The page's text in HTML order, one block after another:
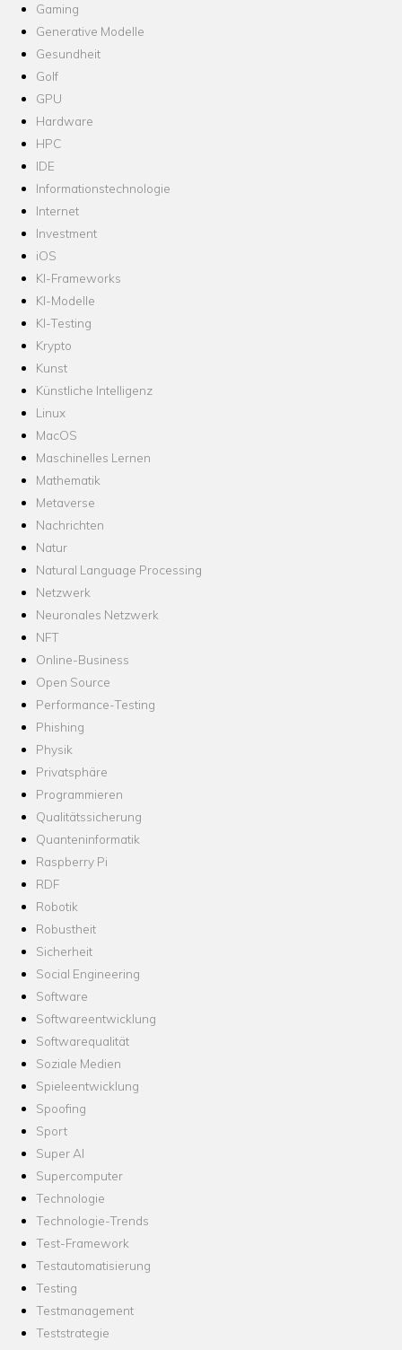
Gaming
Generative Modelle
Gesundheit
Golf
GPU
Hardware
HPC
IDE
Informationstechnologie
Internet
Investment
iOS
KI-Frameworks
KI-Modelle
KI-Testing
Krypto
Kunst
Künstliche Intelligenz
Linux
MacOS
Maschinelles Lernen
Mathematik
Metaverse
Nachrichten
Natur
Natural Language Processing
Netzwerk
Neuronales Netzwerk
NFT
Online-Business
Open Source
Performance-Testing
Phishing
Physik
Privatsphäre
Programmieren
Qualitätssicherung
Quanteninformatik
Raspberry Pi
RDF
Robotik
Robustheit
Sicherheit
Social Engineering
Software
Softwareentwicklung
Softwarequalität
Soziale Medien
Spieleentwicklung
Spoofing
Sport
Super AI
Supercomputer
Technologie
Technologie-Trends
Test-Framework
Testautomatisierung
Testing
Testmanagement
Teststrategie